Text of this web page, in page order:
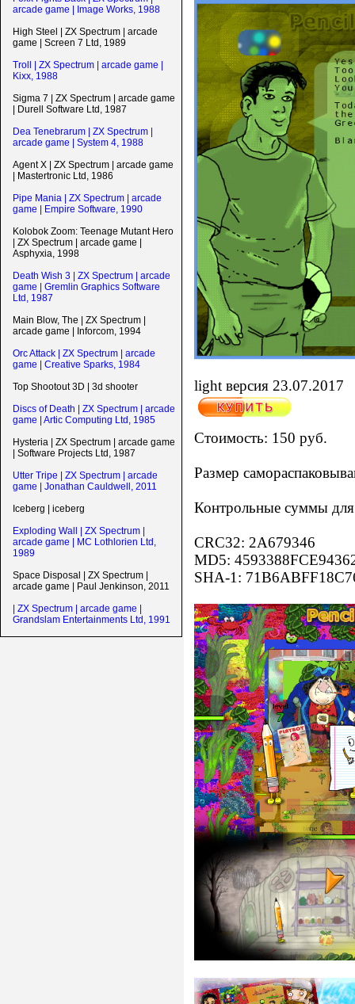
arcade game | Image Works, 1988
High Steel | ZX Spectrum | arcade
game | Screen 7 Ltd, 1989
Troll | ZX Spectrum | arcade game |
Kixx, 1988
Sigma 7 | ZX Spectrum | arcade game
| Durell Software Ltd, 1987
Dea Tenebrarum | ZX Spectrum |
arcade game | System 4, 1988
Agent X | ZX Spectrum | arcade game
| Mastertronic Ltd, 1986
Pipe Mania | ZX Spectrum | arcade
game | Empire Software, 1990
Kolobok Zoom: Teenage Mutant Hero
| ZX Spectrum | arcade game |
Asphyxia, 1998
Death Wish 3 | ZX Spectrum | arcade
game | Gremlin Graphics Software
Ltd, 1987
Main Blow, The | ZX Spectrum |
arcade game | Inforcom, 1994
Orc Attack | ZX Spectrum | arcade
game | Creative Sparks, 1984
Top Shootout 3D | 3d shooter
Discs of Death | ZX Spectrum | arcade
game | Artic Computing Ltd, 1985
Hysteria | ZX Spectrum | arcade game
| Software Projects Ltd, 1987
Utter Tripe | ZX Spectrum | arcade
game | Jonathan Cauldwell, 2011
Iceberg | iceberg
Exploding Wall | ZX Spectrum |
arcade game | MC Lothlorien Ltd,
1989
Space Disposal | ZX Spectrum |
arcade game | Paul Jenkinson, 2011
| ZX Spectrum | arcade game |
Grandslam Entertainments Ltd, 1991
light версия 23.07.2017
Стоимость: 150 руб.
Размер
Контрольные суммы для
CRC32: 2A679346
MD5:
SHA-1: